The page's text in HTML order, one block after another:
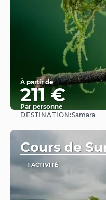
À partir de
211 €
Par personne
DESTINATION:Samara
Cours de
1 ACTIVITÉ